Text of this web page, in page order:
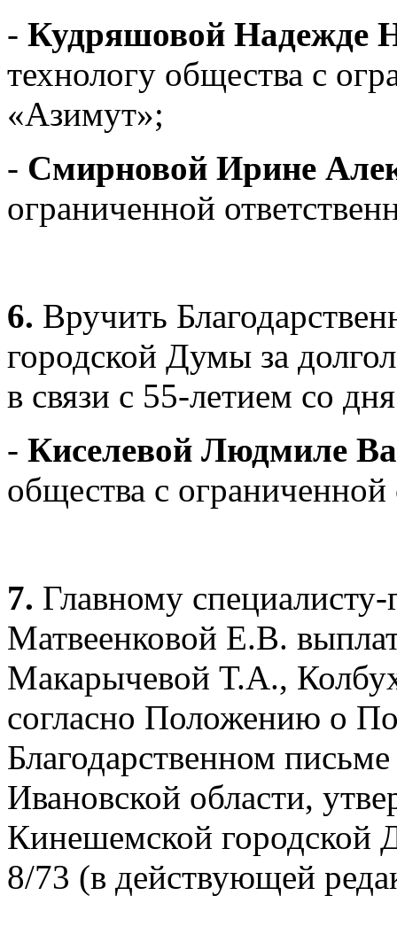
- Кудряшовой Надежде
технологу общества с
«Азимут»;
- Смирновой Ирине
ограниченной
6. Вручить
городской Думы за
в связи с 55-летием со
- Киселевой Людмиле
общества с
7. Главному
Матвеенковой Е.В.
Макарычевой Т.А.,
согласно Положению о
Благодарственном
Ивановской области,
Кинешемской
8/73 (в действующей